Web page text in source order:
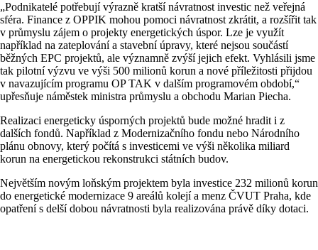
„Podnikatelé potřebují výrazně kratší návratnost investic než veřejná
sféra. Finance z OPPIK mohou pomoci návratnost zkrátit, a rozšířit tak
v průmyslu zájem o projekty energetických úspor. Lze je využít
například na zateplování a stavební úpravy, které nejsou součástí
běžných EPC projektů, ale významně zvýší jejich efekt. Vyhlásili jsme
tak pilotní výzvu ve výši 500 milionů korun a nové příležitosti přijdou
v navazujícím programu OP TAK v dalším programovém období,“
upřesňuje náměstek ministra průmyslu a obchodu Marian Piecha.
Realizaci energeticky úsporných projektů bude možné hradit i z
dalších fondů. Například z Modernizačního fondu nebo Národního
plánu obnovy, který počítá s investicemi ve výši několika miliard
korun na energetickou rekonstrukci státních budov.
Největším novým loňským projektem byla investice 232 milionů korun
do energetické modernizace 9 areálů kolejí a menz ČVUT Praha, kde
opatření s delší dobou návratnosti byla realizována právě díky dotaci.